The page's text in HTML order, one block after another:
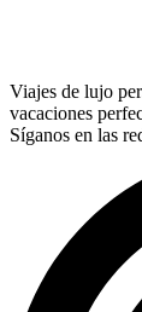
Viajes de lujo
vacaciones
Síganos en las